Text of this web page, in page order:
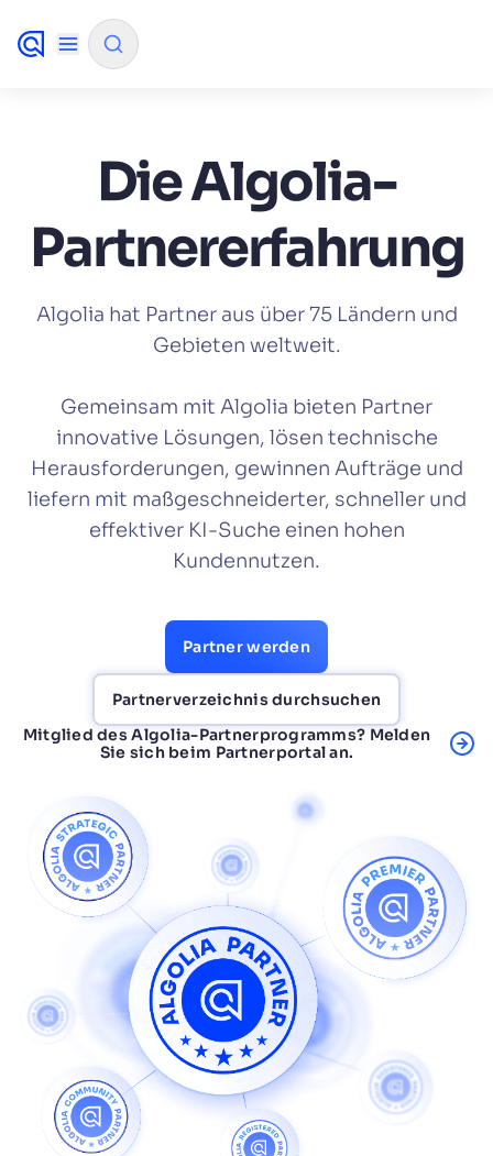
Konversionsraten verbessern?
Wie integriere ich die Algolia-Suche in meine App?
✨Kann Algolia den Käufern helfen, Produkte schneller
finden und den Umsatz zu steigern?
✨Wird Algolia mit unserem Traffic und unserem
Datenvolumen mitwachsen?
PRODUKTE & RESSOURCEN
Die Algolia-
Partnererfahrung
Algolia hat Partner aus über 75 Ländern und
Gebieten weltweit.
Gemeinsam mit Algolia bieten Partner
innovative Lösungen, lösen technische
Herausforderungen, gewinnen Aufträge und
liefern mit maßgeschneiderter, schneller und
effektiver KI-Suche einen hohen
Kundennutzen.
Partner werden
Partnerverzeichnis durchsuchen
Mitglied des Algolia-Partnerprogramms? Melden
Sie sich beim Partnerportal an.